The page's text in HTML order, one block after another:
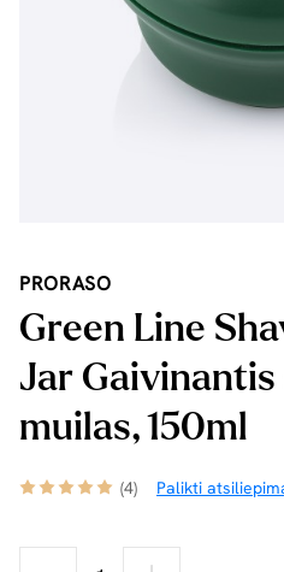
PRORASO
Green Line
Jar
muilas, 150ml
(4) Palikti